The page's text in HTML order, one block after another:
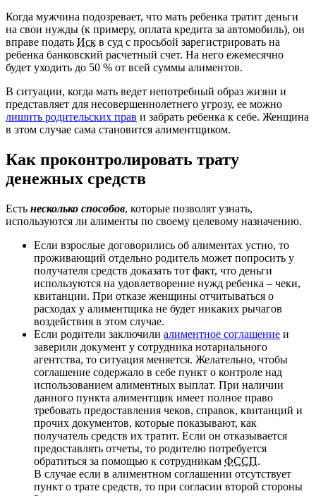
Когда мужчина подозревает, что мать ребенка тратит деньги
на свои нужды (к примеру, оплата кредита за автомобиль), он
вправе подать Иск в суд с просьбой зарегистрировать на
ребенка банковский расчетный счет. На него ежемесячно
будет уходить до 50 % от всей суммы алиментов.
В ситуации, когда мать ведет непотребный образ жизни и
представляет для несовершеннолетнего угрозу, ее можно
лишить родительских прав и забрать ребенка к себе. Женщина
в этом случае сама становится алиментщиком.
Как проконтролировать трату
денежных средств
Есть несколько способов, которые позволят узнать,
используются ли алименты по своему целевому назначению.
Если взрослые договорились об алиментах устно, то
проживающий отдельно родитель может попросить у
получателя средств доказать тот факт, что деньги
используются на удовлетворение нужд ребенка – чеки,
квитанции. При отказе женщины отчитываться о
расходах у алиментщика не будет никаких рычагов
воздействия в этом случае.
Если родители заключили алиментное соглашение и
заверили документ у сотрудника нотариального
агентства, то ситуация меняется. Желательно, чтобы
соглашение содержало в себе пункт о контроле над
использованием алиментных выплат. При наличии
данного пункта алиментщик имеет полное право
требовать предоставления чеков, справок, квитанций и
прочих документов, которые показывают, как
получатель средств их тратит. Если он отказывается
предоставлять отчеты, то родителю потребуется
обратиться за помощью к сотрудникам ФССП.
В случае если в алиментном соглашении отсутствует
пункт о трате средств, то при согласии второй стороны